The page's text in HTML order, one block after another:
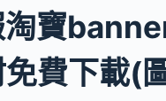
寶
免費下載(